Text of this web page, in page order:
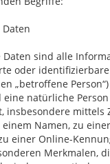
Daten sind alle
oder
„betroffene
natürliche Person
insbesondere mittels
Namen, zu
einer Online-
Merkmalen,